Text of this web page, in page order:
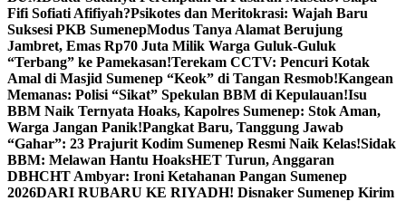
Fifi Sofiati Afifiyah?Psikotes dan Meritokrasi: Wajah Baru
Suksesi PKB SumenepModus Tanya Alamat Berujung
Jambret, Emas Rp70 Juta Milik Warga Guluk-Guluk
“Terbang” ke Pamekasan!Terekam CCTV: Pencuri Kotak
Amal di Masjid Sumenep “Keok” di Tangan Resmob!Kangean
Memanas: Polisi “Sikat” Spekulan BBM di Kepulauan!Isu
BBM Naik Ternyata Hoaks, Kapolres Sumenep: Stok Aman,
Warga Jangan Panik!Pangkat Baru, Tanggung Jawab
“Gahar”: 23 Prajurit Kodim Sumenep Resmi Naik Kelas!Sidak
BBM: Melawan Hantu HoaksHET Turun, Anggaran
DBHCHT Ambyar: Ironi Ketahanan Pangan Sumenep
2026DARI RUBARU KE RIYADH! Disnaker Sumenep Kirim